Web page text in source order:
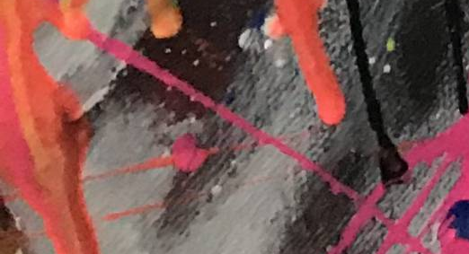
940A6CFC-C3E5-4C78-A6B6-479F62BB0C27